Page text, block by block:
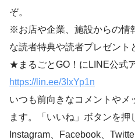
ぞ。
※お店や企業、施設からの情
な読者特典や読者プレゼント
★まるごとGO！にLINE公式
https://lin.ee/3IxYp1n
いつも前向きなコメントやメ
ます。「いいね」ボタンを押
Instagram、Facebook、